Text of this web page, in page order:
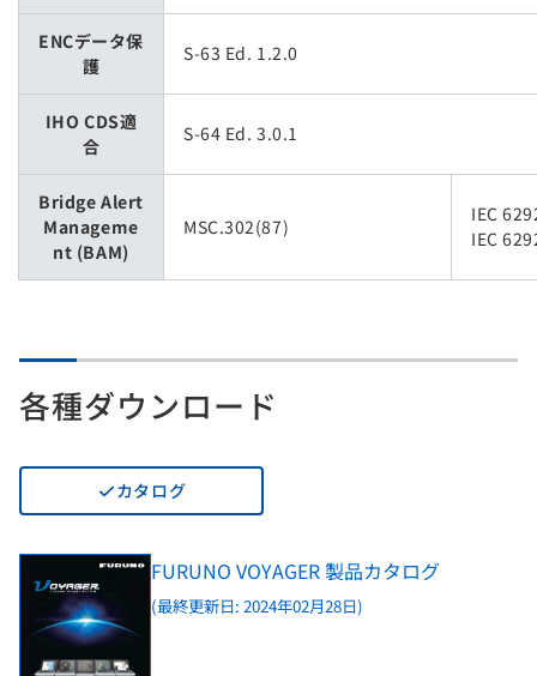
ENCデータ保
護
S-63 Ed. 1.2.0
IHO CDS適
合
S-64 Ed. 3.0.1
Bridge Alert
Manageme
nt (BAM)
MSC.302(87)
IEC
IEC
各種ダウンロード
カタログ
FURUNO VOYAGER 製品カタログ
(最終更新日: 2024年02月28日)